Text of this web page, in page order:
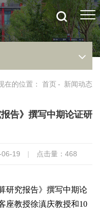
在的位置： 首页- 新闻动态
告》撰写中期论证研
06-19 | 点击量： 468
研究报告》撰写中期论
座教授徐滇庆教授和10